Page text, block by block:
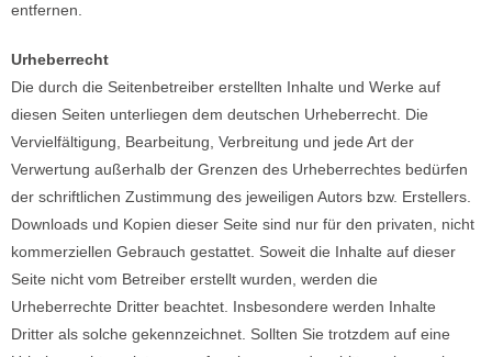
entfernen.
Urheberrecht
Die durch die Seitenbetreiber erstellten Inhalte und Werke auf
diesen Seiten unterliegen dem deutschen Urheberrecht. Die
Vervielfältigung, Bearbeitung, Verbreitung und jede Art der
Verwertung außerhalb der Grenzen des Urheberrechtes bedürfen
der schriftlichen Zustimmung des jeweiligen Autors bzw. Erstellers.
Downloads und Kopien dieser Seite sind nur für den privaten, nicht
kommerziellen Gebrauch gestattet. Soweit die Inhalte auf dieser
Seite nicht vom Betreiber erstellt wurden, werden die
Urheberrechte Dritter beachtet. Insbesondere werden Inhalte
Dritter als solche gekennzeichnet. Sollten Sie trotzdem auf eine